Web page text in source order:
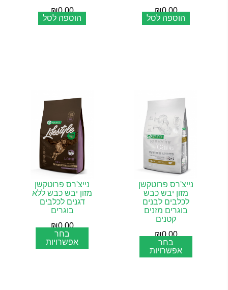
₪0.00
הוספה לסל
₪0.00
הוספה לסל
נייצ'רס פרוטקשן
מזון יבש כבש
לכלבים לבנים
בוגרים מזנים
קטנים
₪0.00
בחר
אפשרויות
נייצ'רס פרוטקשן
מזון יבש כבש ללא
דגנים לכלבים
בוגרים
₪0.00
בחר
אפשרויות